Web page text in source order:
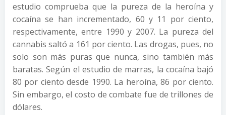
estudio comprueba que la pureza de la heroína y
cocaína se han incrementado, 60 y 11 por ciento,
respectivamente, entre 1990 y 2007. La pureza del
cannabis saltó a 161 por ciento. Las drogas, pues, no
solo son más puras que nunca, sino también más
baratas. Según el estudio de marras, la cocaína bajó
80 por ciento desde 1990. La heroína, 86 por ciento.
Sin embargo, el costo de combate fue de trillones de
dólares.